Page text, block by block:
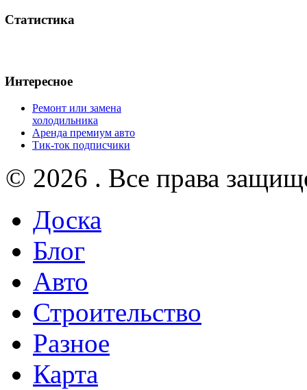
Статистика
Интересное
Ремонт или замена
холодильника
Аренда премиум авто
Тик-ток подписчики
© 2026 . Все права
Доска
Блог
Авто
Строительство
Разное
Карта